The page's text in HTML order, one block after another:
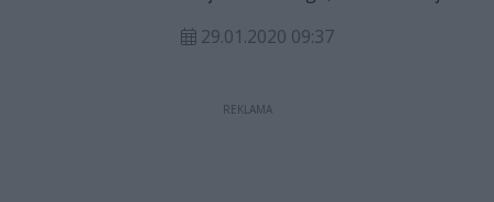
Drogowcy korzystają z tego, że
robót. Zgodnie z zapowiedziami
29.01.2020 09:37
REKLAMA